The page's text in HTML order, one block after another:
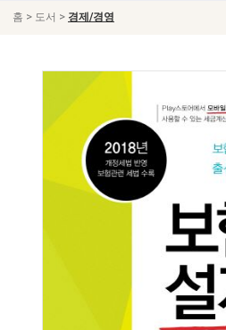
홈 > 도서 > 경제/경영